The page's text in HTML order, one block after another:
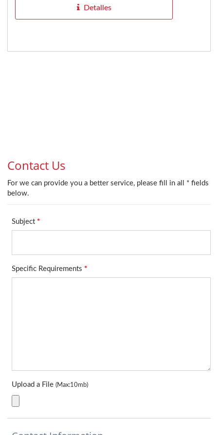
Detalles